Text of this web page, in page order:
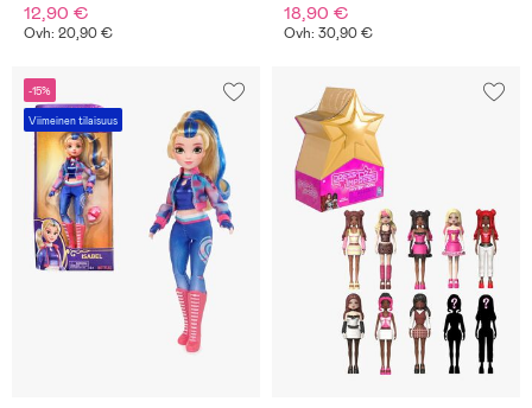
12,90 €
Ovh: 20,90 €
18,90 €
Ovh: 30,90 €
-15%
Viimeinen tilaisuus